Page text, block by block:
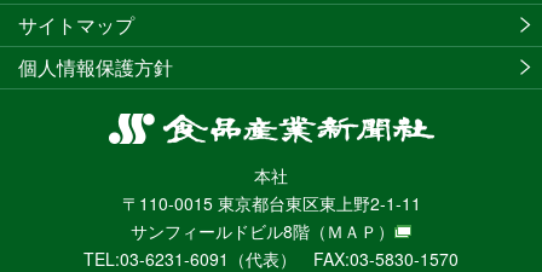
食
産
業
新
本社
〒110-0015 東京都台東区東上野2-1-11
サンフィールドビル8階 （ＭＡＰ）
TEL:03-6231-6091（代表） FAX:03-5830-1570
サイトマップ
個人情報保護方針